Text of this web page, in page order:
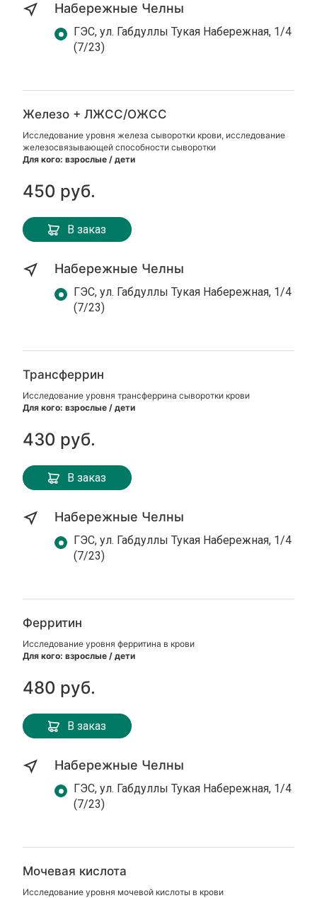
Набережные Челны
ГЭС, ул. Габдуллы Тукая Набережная, 1/4
(7/23)
Железо + ЛЖСС/ОЖСС
Исследование уровня железа сыворотки крови, исследование
железосвязывающей способности сыворотки
Для кого: взрослые / дети
450 руб.
В заказ
Набережные Челны
ГЭС, ул. Габдуллы Тукая Набережная, 1/4
(7/23)
Трансферрин
Исследование уровня трансферрина сыворотки крови
Для кого: взрослые / дети
430 руб.
В заказ
Набережные Челны
ГЭС, ул. Габдуллы Тукая Набережная, 1/4
(7/23)
Ферритин
Исследование уровня ферритина в крови
Для кого: взрослые / дети
480 руб.
В заказ
Набережные Челны
ГЭС, ул. Габдуллы Тукая Набережная, 1/4
(7/23)
Мочевая кислота
Исследование уровня мочевой кислоты в крови